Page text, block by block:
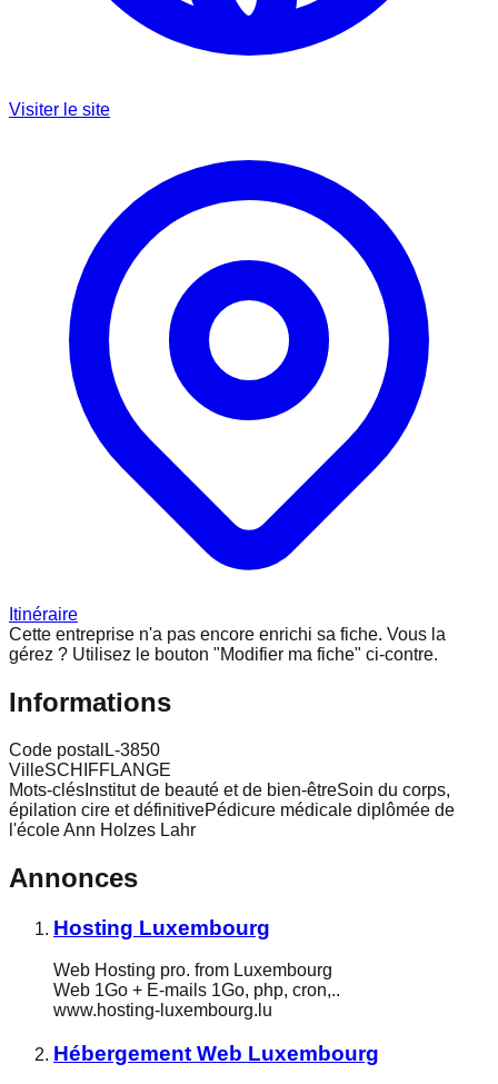
Visiter le site
Itinéraire
Cette entreprise n'a pas encore enrichi sa fiche. Vous la
gérez ? Utilisez le bouton "Modifier ma fiche" ci-contre.
Informations
Code postal L-3850
VilleSCHIFFLANGE
Mots-clés Institut de beauté et de bien-êtreSoin du corps,
épilation cire et définitivePédicure médicale diplômée de
l'école Ann Holzes Lahr
Annonces
Hosting Luxembourg
Web Hosting pro. from Luxembourg
Web 1Go + E-mails 1Go, php, cron,..
www.hosting-luxembourg.lu
Hébergement Web Luxembourg